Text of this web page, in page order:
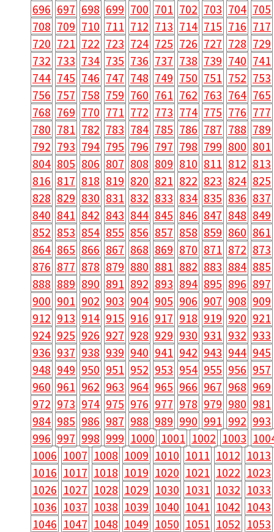
696 697 698 699 700 701 702 703 704 705
708 709 710 711 712 713 714 715 716 717
720 721 722 723 724 725 726 727 728 729
732 733 734 735 736 737 738 739 740 741
744 745 746 747 748 749 750 751 752 753
756 757 758 759 760 761 762 763 764 765
768 769 770 771 772 773 774 775 776 777
780 781 782 783 784 785 786 787 788 789
792 793 794 795 796 797 798 799 800 801
804 805 806 807 808 809 810 811 812 813
816 817 818 819 820 821 822 823 824 825
828 829 830 831 832 833 834 835 836 837
840 841 842 843 844 845 846 847 848 849
852 853 854 855 856 857 858 859 860 861
864 865 866 867 868 869 870 871 872 873
876 877 878 879 880 881 882 883 884 885
888 889 890 891 892 893 894 895 896 897
900 901 902 903 904 905 906 907 908 909
912 913 914 915 916 917 918 919 920 921
924 925 926 927 928 929 930 931 932 933
936 937 938 939 940 941 942 943 944 945
948 949 950 951 952 953 954 955 956 957
960 961 962 963 964 965 966 967 968 969
972 973 974 975 976 977 978 979 980 981
984 985 986 987 988 989 990 991 992 993
996 997 998 999 1000 1001 1002 1003
1006 1007 1008 1009 1010 1011 1012 1013
1016 1017 1018 1019 1020 1021 1022 1023
1026 1027 1028 1029 1030 1031 1032 1033
1036 1037 1038 1039 1040 1041 1042 1043
1046 1047 1048 1049 1050 1051 1052 1053